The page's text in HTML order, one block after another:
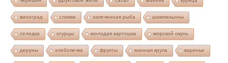
виноград сливки запеченная рыба шампиньоны
селедка огурцы молодая картошка морской окунь
деруны хлебопечка фрукты манная крупа варенье